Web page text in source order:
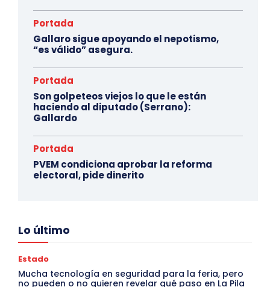
Portada
Gallaro sigue apoyando el nepotismo,
“es válido” asegura.
Portada
Son golpeteos viejos lo que le están
haciendo al diputado (Serrano):
Gallardo
Portada
PVEM condiciona aprobar la reforma
electoral, pide dinerito
Lo último
Estado
Mucha tecnología en seguridad para la feria, pero
no pueden o no quieren revelar qué paso en La Pila